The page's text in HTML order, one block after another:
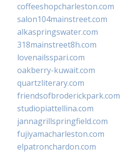
coffeeshopcharleston.com
salon104mainstreet.com
alkaspringswater.com
318mainstreet8h.com
lovenailsspari.com
oakberry-kuwait.com
quartzliterary.com
friendsofbroderickpark.com
studiopiattellina.com
jannagrillspringfield.com
fujiyamacharleston.com
elpatronchardon.com